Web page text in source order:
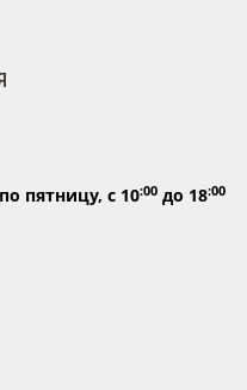
пятницу, с 10:00 до 18:00